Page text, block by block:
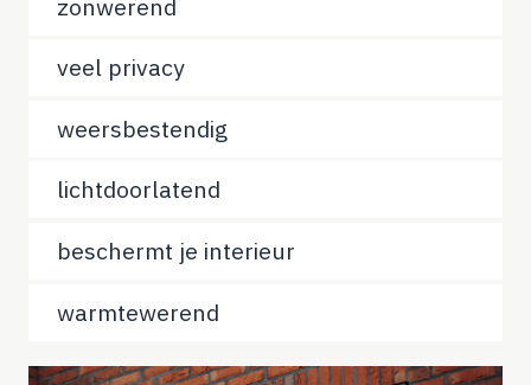
zonwerend
veel privacy
weersbestendig
lichtdoorlatend
beschermt je interieur
warmtewerend